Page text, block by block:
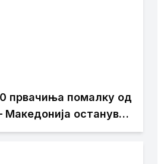
првачиња помалку од
Македонија останува
100 паралелки